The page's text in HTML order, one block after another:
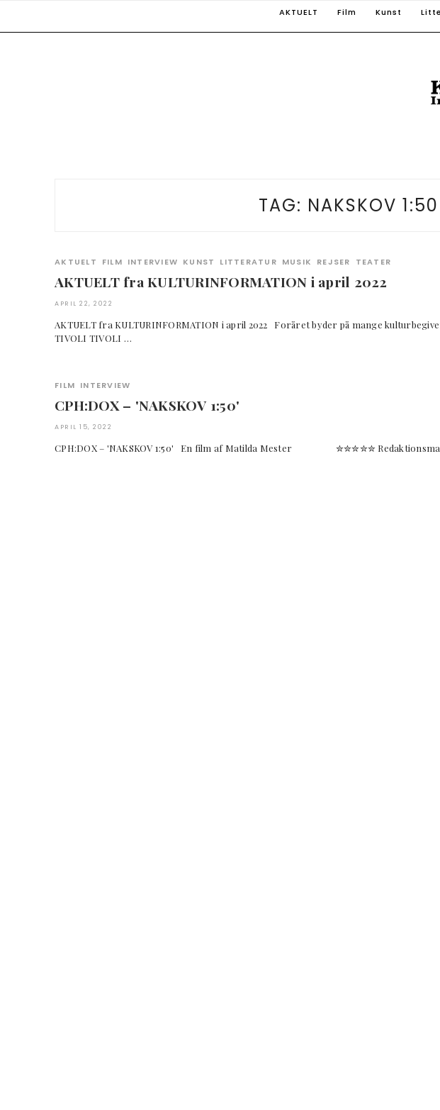
AKTUELT Film Kunst
TAG: NAKSKOV 1:50
AKTUELT FILM INTERVIEW KUNST LITTERATUR MUSIK REJSER TEATER
AKTUELT fra KULTURINFORMATION i april 2022
APRIL 22, 2022
AKTUELT fra KULTURINFORMATION i april 2022 Foråret byder på mange
TIVOLI TIVOLI …
FILM INTERVIEW
CPH:DOX – 'NAKSKOV 1:50'
APRIL 15, 2022
CPH:DOX – 'NAKSKOV 1:50' En film af Matilda Mester ✮✮✮✮✮